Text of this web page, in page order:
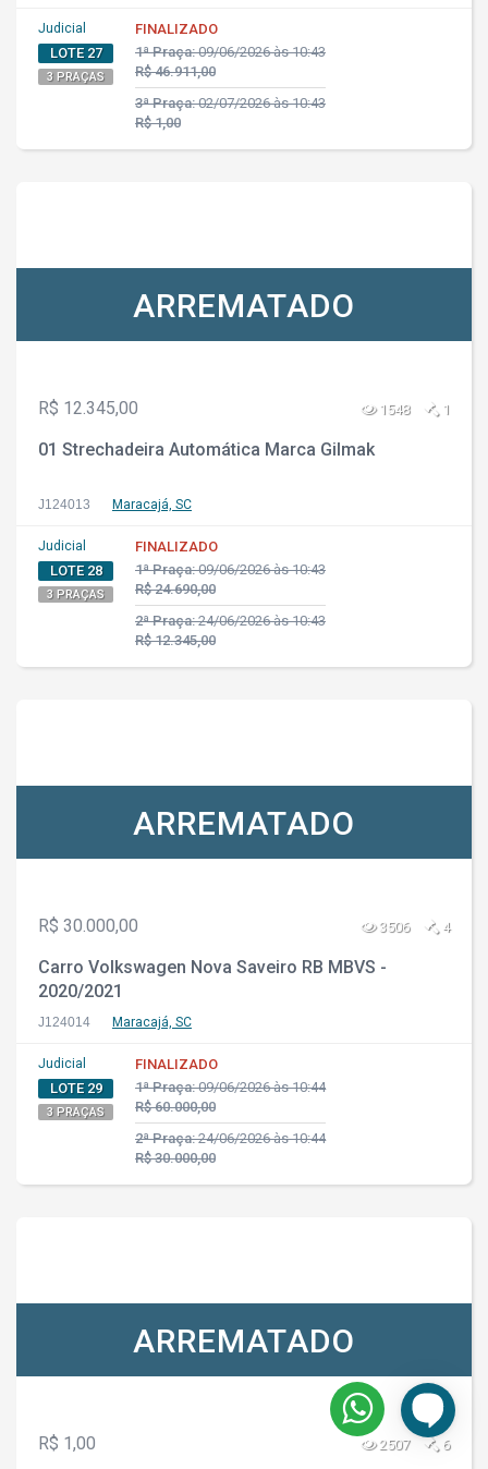
Judicial
LOTE 27
3 PRAÇAS
FINALIZADO
1ª Praça:09/06/2026 às 10:43
R$ 46.911,00
3ª Praça:02/07/2026 às 10:43
R$ 1,00
ARREMATADO
R$ 12.345,00 1548 1
01 Strechadeira Automática Marca Gilmak
J124013 Maracajá, SC
Judicial
LOTE 28
3 PRAÇAS
FINALIZADO
1ª Praça:09/06/2026 às 10:43
R$ 24.690,00
2ª Praça:24/06/2026 às 10:43
R$ 12.345,00
ARREMATADO
R$ 30.000,00 3506 4
Carro Volkswagen Nova Saveiro RB MBVS -
2020/2021
J124014 Maracajá, SC
Judicial
LOTE 29
3 PRAÇAS
FINALIZADO
1ª Praça:09/06/2026 às 10:44
R$ 60.000,00
2ª Praça:24/06/2026 às 10:44
R$ 30.000,00
ARREMATADO
R$ 1,00 2507 6